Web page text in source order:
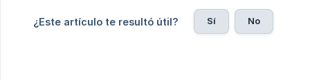
¿Este artículo te resultó útil? Sí No